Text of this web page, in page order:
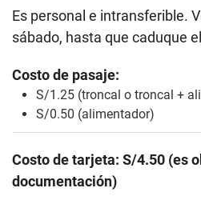
Es personal e intransferible.
sábado, hasta que caduque
Costo de pasaje:
S/1.25 (troncal o troncal +
S/0.50 (alimentador)
Costo de tarjeta: S/4.50 (es
documentación)